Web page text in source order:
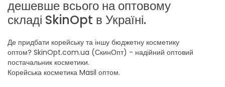
дешевше всього на оптовому
складі SkinOpt в Україні.
Де придбати корейську та іншу бюджетну косметику
оптом? SkinOpt.com.ua (СкинОпт) - надійний оптовий
постачальник косметики.
Корейська косметика Masil оптом.